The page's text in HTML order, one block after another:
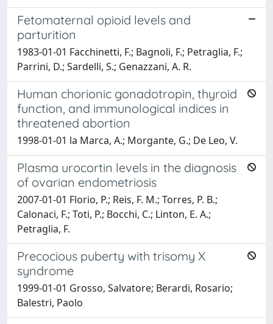
Fetomaternal opioid levels and
parturition
1983-01-01 Facchinetti, F.; Bagnoli, F.; Petraglia, F.;
Parrini, D.; Sardelli, S.; Genazzani, A. R.
Human chorionic gonadotropin, thyroid
function, and immunological indices in
threatened abortion
1998-01-01 la Marca, A.; Morgante, G.; De Leo, V.
Plasma urocortin levels in the diagnosis
of ovarian endometriosis
2007-01-01 Florio, P.; Reis, F. M.; Torres, P. B.;
Calonaci, F.; Toti, P.; Bocchi, C.; Linton, E. A.;
Petraglia, F.
Precocious puberty with trisomy X
syndrome
1999-01-01 Grosso, Salvatore; Berardi, Rosario;
Balestri, Paolo